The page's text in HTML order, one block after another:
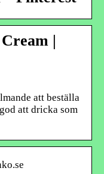
|
att beställa
att dricka som